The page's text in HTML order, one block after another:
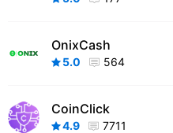
OnixCash
5.0 564
CoinClick
4.9 7711